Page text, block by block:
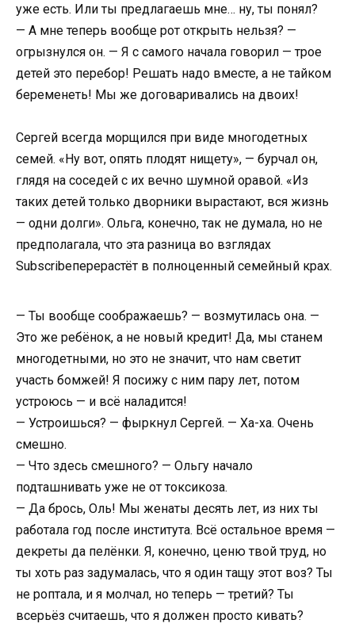
уже есть. Или ты предлагаешь мне… ну, ты понял?
— А мне теперь вообще рот открыть нельзя? —
огрызнулся он. — Я с самого начала говорил — трое
детей это перебор! Решать надо вместе, а не тайком
беременеть! Мы же договаривались на двоих!
Сергей всегда морщился при виде многодетных
семей. «Ну вот, опять плодят нищету», — бурчал он,
глядя на соседей с их вечно шумной оравой. «Из
таких детей только дворники вырастают, вся жизнь
— одни долги». Ольга, конечно, так не думала, но не
предполагала, что эта разница во взглядах
Subscribeперерастёт в полноценный семейный крах.
— Ты вообще соображаешь? — возмутилась она. —
Это же ребёнок, а не новый кредит! Да, мы станем
многодетными, но это не значит, что нам светит
участь бомжей! Я посижу с ним пару лет, потом
устроюсь — и всё наладится!
— Устроишься? — фыркнул Сергей. — Ха-ха. Очень
смешно.
— Что здесь смешного? — Ольгу начало
подташнивать уже не от токсикоза.
— Да брось, Оль! Мы женаты десять лет, из них ты
работала год после института. Всё остальное время —
декреты да пелёнки. Я, конечно, ценю твой труд, но
ты хоть раз задумалась, что я один тащу этот воз? Ты
не роптала, и я молчал, но теперь — третий? Ты
всерьёз считаешь, что я должен просто кивать?